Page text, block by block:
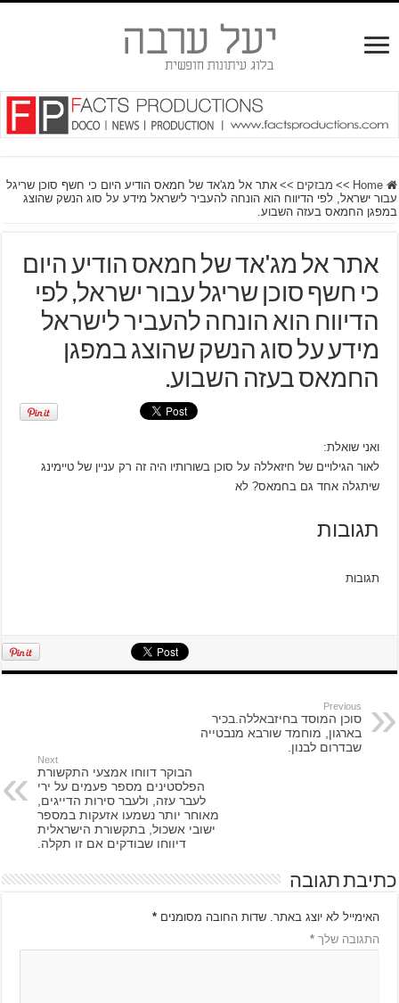
Home
>> מבזקים >> אתר אל מג'אד של חמאס הודיע היום כי חשף סוכן שריגל
עבור ישראל, לפי הדיווח הוא הונחה להעביר לישראל מידע על סוג הנשק שהוצג
במפגן החמאס בעזה השבוע.
אתר אל מג'אד של חמאס הודיע היום
כי חשף סוכן שריגל עבור ישראל, לפי
הדיווח הוא הונחה להעביר לישראל
מידע על סוג הנשק שהוצג במפגן
החמאס בעזה השבוע.
ואני שואלת:
לאור הגילויים של חיזאללה על סוכן בשורותיו היה זה רק עניין של טיימינג
שיתגלה אחד גם בחמאס? לא
תגובות
תגובות
Previous
סוכן המוסד בחיזבאללה.בכיר
בארגון, מוחמד שורבא מנבטייה
שבדרום לבנון.
Next
הבוקר דווחו אמצעי התקשורת
הפלסטינים מספר פעמים על ירי
לעבר עזה, ולעבר סירות הדייגים,
מאוחר יותר נשמעו אזעקות במספר
ישובי אשכול, בתקשורת הישראלית
דיווחו שבודקים אם זו תקלה.
כתיבת תגובה
האימייל לא יוצג באתר. שדות החובה מסומנים*
התגובה שלך*